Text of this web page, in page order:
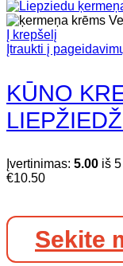
Į krepšelį
Įtraukti į
KŪNO
Įvertinimas: 5.00 iš 5
€10.50
Sekite